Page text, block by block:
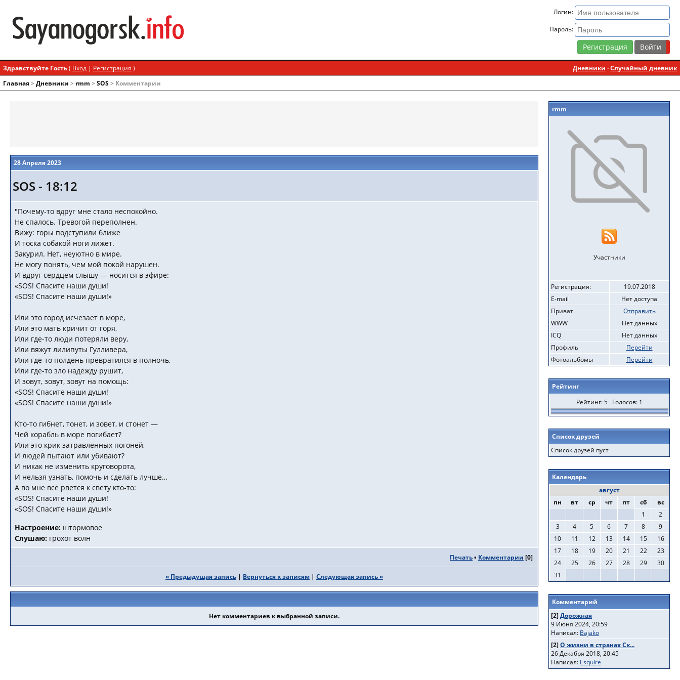
Логин:
Пароль:
Регистрация
Здравствуйте Гость( Вход | Регистрация ) Дневники ·Случайный дневник
Главная> Дневники > rmm > SOS > Комментарии
28 Апреля 2023
SOS - 18:12
"Почему-то вдруг мне стало неспокойно.
Не спалось. Тревогой переполнен.
Вижу: горы подступили ближе
И тоска собакой ноги лижет.
Закурил. Нет, неуютно в мире.
Не могу понять, чем мой покой нарушен.
И вдруг сердцем слышу — носится в эфире:
«SOS! Спасите наши души!
«SOS! Спасите наши души!»
Или это город исчезает в море,
Или это мать кричит от горя,
Или где-то люди потеряли веру,
Или вяжут лилипуты Гулливера,
Или где-то полдень превратился в полночь,
Или где-то зло надежду рушит,
И зовут, зовут, зовут на помощь:
«SOS! Спасите наши души!
«SOS! Спасите наши души!»
Кто-то гибнет, тонет, и зовет, и стонет —
Чей корабль в море погибает?
Или это крик затравленных погоней,
И людей пытают или убивают?
И никак не изменить круговорота,
И нельзя узнать, помочь и сделать лучше…
А во мне все рвется к свету кто-то:
«SOS! Спасите наши души!
«SOS! Спасите наши души!»
Настроение: штормовое
Слушаю: грохот волн
Печать• Комментарии [0]
« Предыдущая запись | Вернуться к записям | Следующая запись »
Нет комментариев к выбранной записи.
rmm
Участники
Регистрация:
19.07.2018
E-mail
Нет доступа
Приват
Отправить
WWW
Нет данных
ICQ
Нет данных
Профиль
Перейти
Фотоальбомы
Перейти
Рейтинг
Рейтинг: 5 Голосов: 1
Список друзей
Список друзей пуст
Календарь
август
пн
вт ср чт пт сб
вс
1
2
3
4 5 6 7 8
9
10
11 12 13 14 15
16
17
18 19 20 21 22
23
24
25 26 27 28 29
30
31
Комментарий
[2]Дорожная
9 Июня 2024, 20:59
Написал: Bajako
[2]О жизни в странах Ск...
26 Декабря 2018, 20:45
Написал: Esquire